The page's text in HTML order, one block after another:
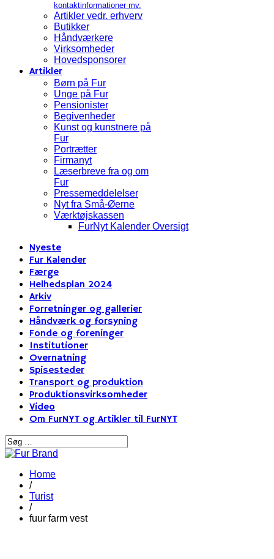
kontaktinformationer mv.
Artikler vedr. erhverv
Butikker
Håndværkere
Virksomheder
Hovedsponsorer
Artikler
Børn på Fur
Unge på Fur
Pensionister
Begivenheder
Kunst og kunstnere på
Fur
Portrætter
Firmanyt
Læserbreve fra og om
Fur
Pressemeddelelser
Nyt fra Små-Øerne
Værktøjskassen
FurNyt Kalender Oversigt
Nyeste
Fur Kalender
Færge
Helhedsplan 2024
Arkiv
Forretninger og gallerier
Håndværk og forsyning
Fonde og foreninger
Institutioner
Overnatning
Spisesteder
Transport og produktion
Produktionsvirksomheder
Video
Om FurNYT og Artikler til FurNYT
Home
/
Turist
/
fuur farm vest